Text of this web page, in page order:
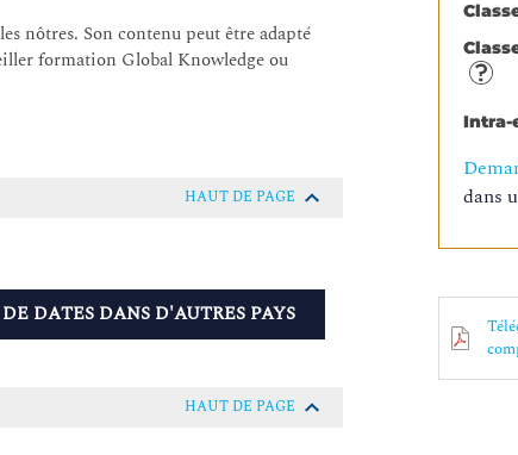
Intra-
dans
nôtres. Son contenu peut être adapté
formation Global Knowledge ou
HAUT DE PAGE
DATES DANS D'AUTRES PAYS
HAUT DE PAGE